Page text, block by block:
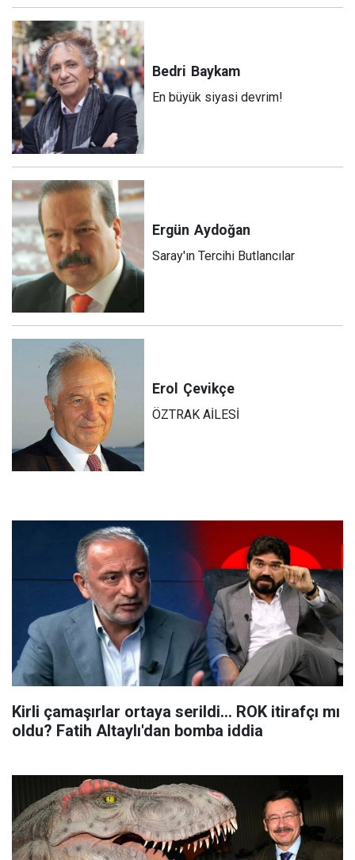
Bedri Baykam
En büyük siyasi devrim!
Ergün Aydoğan
Saray'ın Tercihi Butlancılar
Erol Çevikçe
ÖZTRAK AİLESİ
Kirli çamaşırlar ortaya serildi... ROK itirafçı mı
oldu? Fatih Altaylı'dan bomba iddia